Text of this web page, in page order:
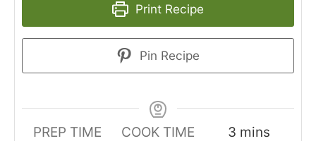
Print Recipe
Pin Recipe
PREP TIME
COOK TIME
3minutes
mins